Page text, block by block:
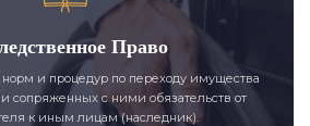
Право
и процедур по переходу имущества
и сопряженных с ними обязательств от
к иным лицам (наследник).